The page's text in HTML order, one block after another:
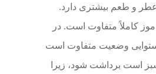
و طعم بیشتری دارد.
کاملاً متفاوت است. در
وضعیت متفاوت است
است برداشت شود، زیرا